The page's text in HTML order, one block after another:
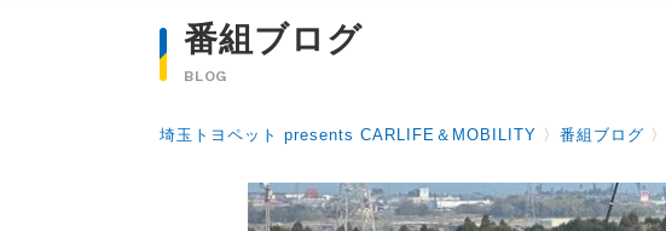
番組ブログ
BLOG
埼玉トヨペット presents CARLIFE＆MOBILITY 〉 番組ブログ 〉